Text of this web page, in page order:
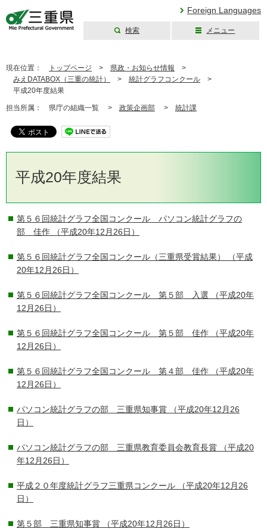
Foreign Languages
検索 メニュー
現在位置： トップページ > 県政・お知らせ情報 >
みえDATABOX（三重の統計）
> 統計グラフコンクール >
平成20年度結果
担当所属： 県庁の組織一覧 > 政策企画部 > 統計課
平成20年度結果
第５６回統計グラフ全国コンクール パソコン統計グラフの
部 佳作 （平成20年12月26日）
第５６回統計グラフ全国コンクール（三重県受賞結果）
（平成
20年12月26日）
第５６回統計グラフ全国コンクール 第５部 入選 （平成20年
12月26日）
第５６回統計グラフ全国コンクール 第５部 佳作 （平成20年
12月26日）
第５６回統計グラフ全国コンクール 第４部 佳作 （平成20年
12月26日）
パソコン統計グラフの部 三重県知事賞 （平成20年12月26
日）
パソコン統計グラフの部 三重県教育委員会教育長賞 （平成20
年12月26日）
平成２０年度統計グラフ三重県コンクール （平成20年12月26
日）
第５部 三重県知事賞 （平成20年12月26日）